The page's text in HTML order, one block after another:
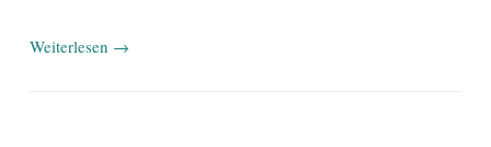
Weiterlesen →